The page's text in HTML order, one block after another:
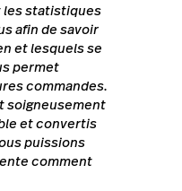
les statistiques
afin de savoir
et lesquels se
permet
commandes.
soigneusement
et convertis
puissions
comment